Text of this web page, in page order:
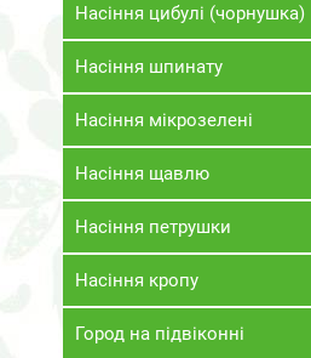
Насіння цибулі (чорнушка)
Насіння шпинату
Насіння мікрозелені
Насіння щавлю
Насіння петрушки
Насіння кропу
Город на підвіконні